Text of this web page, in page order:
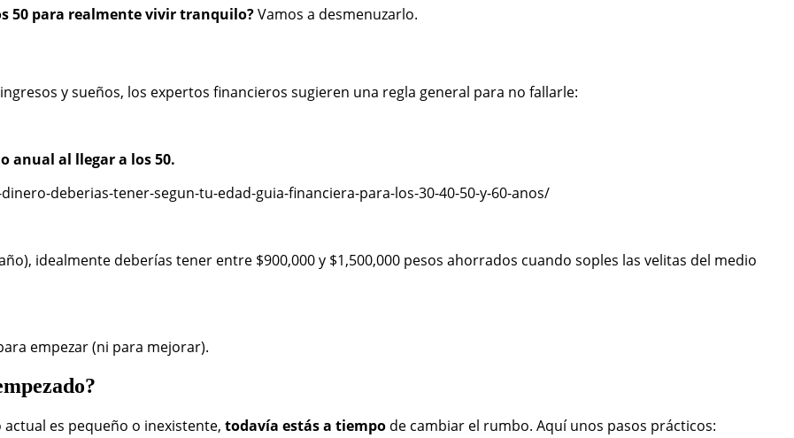
50 para realmente vivir tranquilo?Vamos a desmenuzarlo.
y sueños, los expertos financieros sugieren una regla general para no fallarle:
anual al llegar a los 50.
deberias-tener-segun-tu-edad-guia-financiera-para-los-30-40-50-y-60-anos/
idealmente deberías tener entre $900,000 y $1,500,000 pesos ahorrados cuando soples las velitas del medio
empezar (ni para mejorar).
es pequeño o inexistente, todavía estás a tiempo de cambiar el rumbo. Aquí unos pasos prácticos: